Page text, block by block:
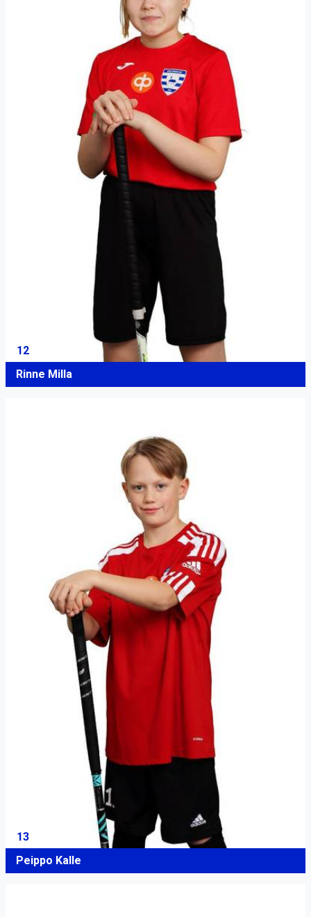
12
Rinne Milla
13
Peippo Kalle